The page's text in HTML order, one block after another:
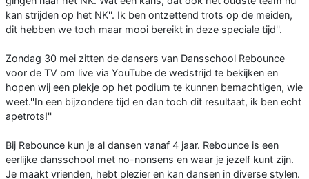
kan strijden op het NK''. Ik ben ontzettend trots op de meiden,
dit hebben we toch maar mooi bereikt in deze speciale tijd''.
Zondag 30 mei zitten de dansers van Dansschool Rebounce
voor de TV om live via YouTube de wedstrijd te bekijken en
hopen wij een plekje op het podium te kunnen bemachtigen, wie
weet.''In een bijzondere tijd en dan toch dit resultaat, ik ben echt
apetrots!''
Bij Rebounce kun je al dansen vanaf 4 jaar. Rebounce is een
eerlijke dansschool met no-nonsens en waar je jezelf kunt zijn.
Je maakt vrienden, hebt plezier en kan dansen in diverse stylen.